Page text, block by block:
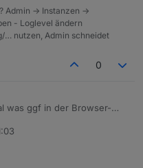
Admin -> Instanzen ->
- Loglevel ändern
… nutzen, Admin schneidet
0
was ggf in der Browser-